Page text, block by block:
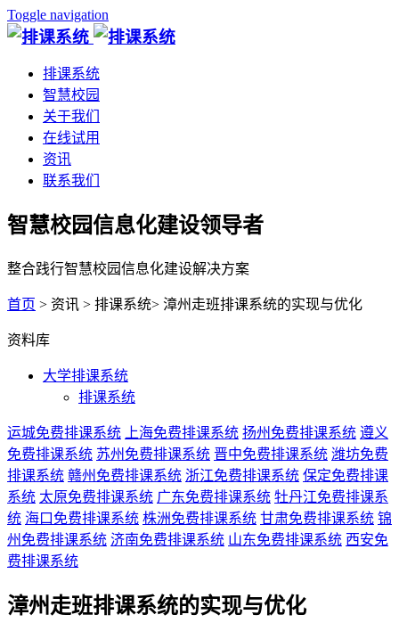
Toggle navigation
排课系统
智慧校园
关于我们
在线试用
资讯
联系我们
智慧校园信息化建设领导者
整合践行智慧校园信息化建设解决方案
首页 > 资讯 > 排课系统> 漳州走班排课系统的实现与优化
资料库
大学排课系统
排课系统
运城免费排课系统 上海免费排课系统 扬州免费排课系统 遵义
免费排课系统 苏州免费排课系统 晋中免费排课系统 潍坊免费
排课系统 赣州免费排课系统 浙江免费排课系统 保定免费排课
系统 太原免费排课系统 广东免费排课系统 牡丹江免费排课系
统 海口免费排课系统 株洲免费排课系统 甘肃免费排课系统 锦
州免费排课系统 济南免费排课系统 山东免费排课系统 西安免
费排课系统
漳州走班排课系统的实现与优化